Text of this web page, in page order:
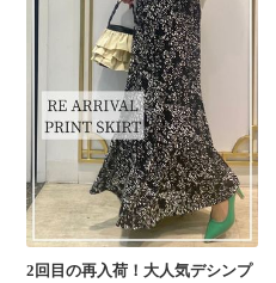
2回目の再入荷！大人気デシンプ